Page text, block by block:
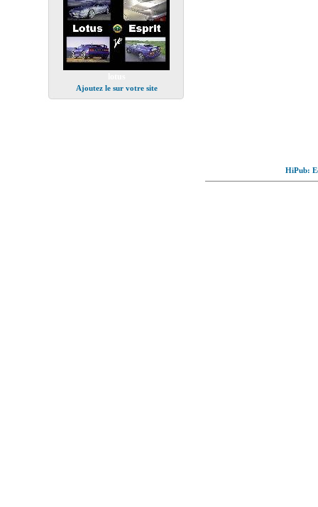
Ajoutez le sur votre site
HiPub: